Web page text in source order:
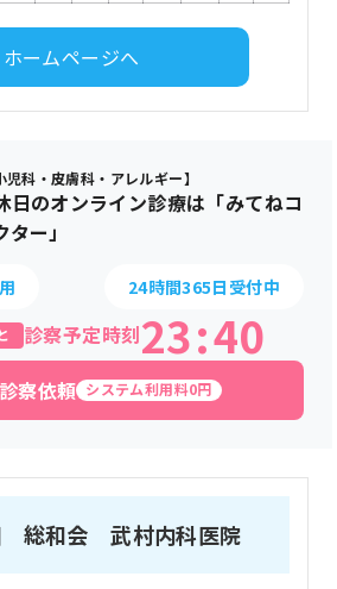
ホームページへ
児科・皮膚科・アレルギー】
日のオンライン診療は「みてねコ
ー」
24時間365日受付中
診察予定時刻23:40
察依頼 システム利用料0円
総和会 武村内科医院